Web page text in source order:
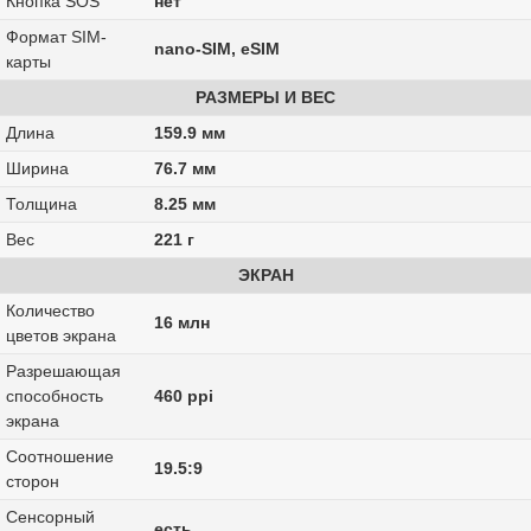
Формат SIM-
карты
nano-SIM, eSIM
РАЗМЕРЫ И ВЕС
Длина
159.9 мм
Ширина
76.7 мм
Толщина
8.25 мм
Вес
221 г
ЭКРАН
Количество
цветов экрана
16 млн
Разрешающая
способность
экрана
460 ppi
Соотношение
сторон
19.5:9
Сенсорный